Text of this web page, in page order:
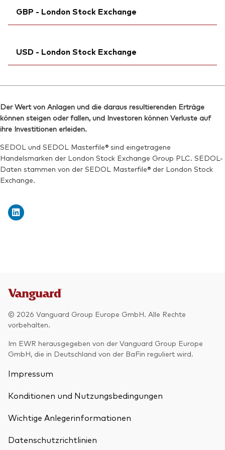
ISIN:
IE00B8GKDB10
Reuters:VHYL.AS
ISIN:IE00B8GKDB10
SEDOL: BDRX693
GBP - London Stock Exchange
Bloomberg:VHYL LN
Reuters:VHYL.L
SEDOL:B9FH310
Börsenticker:VHYL
USD - London Stock Exchange
ISIN:IE00B8GKDB10
Reuters:VHYD.L
SEDOL:B82D4M2
Börsenticker:VHYD
Der Wert von Anlagen und die daraus resultierenden Erträge
können steigen oder fallen, und Investoren können Verluste auf
ihre Investitionen erleiden.
SEDOL und SEDOL Masterfile® sind eingetragene
Handelsmarken der London Stock Exchange Group PLC. SEDOL-
Daten stammen von der SEDOL Masterfile® der London Stock
Exchange.
© 2026 Vanguard Group Europe GmbH. Alle Rechte
vorbehalten.
Im EWR herausgegeben von der Vanguard Group Europe
GmbH, die in Deutschland von der BaFin reguliert wird.
Impressum
Konditionen und Nutzungsbedingungen
Wichtige Anlegerinformationen
Datenschutzrichtlinien